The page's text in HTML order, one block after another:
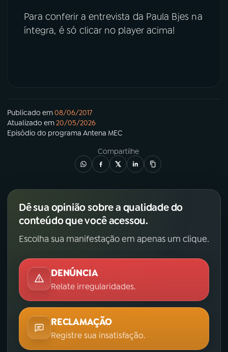
Para conferir a entrevista da Paula Bjes na
íntegra, é só clicar no player acima!
Publicado em08/06/2017
Atualizado em20/05/2026
Episódio do programa Antena MEC
Compartilhe
Dê sua opinião sobre a qualidade do
conteúdo que você acessou.
Escolha sua manifestação em apenas um clique.
DENÚNCIA
Relate irregularidades.
RECLAMAÇÃO
Registre sua insatisfação.